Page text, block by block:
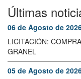
Últimas
06 de Agosto de
LICITACIÓN:
GRANEL
05 de Agosto de